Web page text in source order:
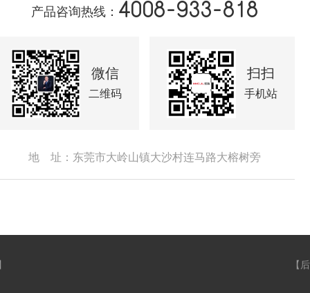
产品咨询热线： 4008-933-818
微信
二维码
扫扫
手机站
地 址：东莞市大岭山镇大沙村连马路大榕树旁
】 【